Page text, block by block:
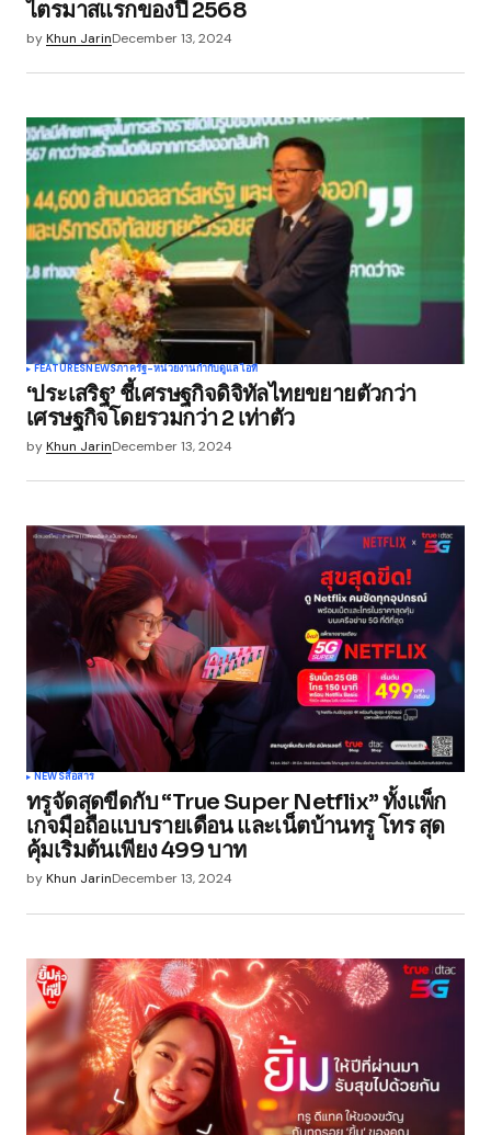
browser for the next time I comment.
Submit Comment
ไตรมาสแรกของปี 2568
byKhun JarinDecember 13, 2024
FEATURESNEWSภาครัฐ-หน่วยงานกำกับดูแลไอที
‘ประเสริฐ’ ชี้เศรษฐกิจดิจิทัลไทยขยายตัวกว่า
เศรษฐกิจโดยรวมกว่า 2 เท่าตัว
byKhun JarinDecember 13, 2024
NEWSสื่อสาร
ทรูจัดสุดขีดกับ “True Super Netflix” ทั้งแพ็ก
เกจมือถือแบบรายเดือน และเน็ตบ้านทรู โทร สุด
คุ้มเริ่มต้นเพียง 499 บาท
byKhun JarinDecember 13, 2024